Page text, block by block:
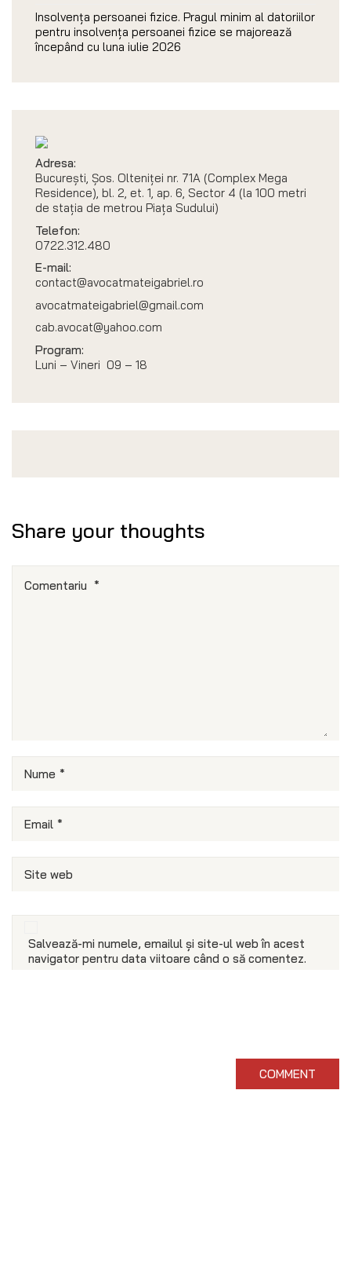
Insolvența persoanei fizice. Pragul minim al datoriilor
pentru insolvența persoanei fizice se majorează
începând cu luna iulie 2026
Adresa:
București, Șos. Olteniței nr. 71A (Complex Mega
Residence), bl. 2, et. 1, ap. 6, Sector 4 (la 100 metri
de stația de metrou Piața Sudului)
Telefon:
0722.312.480
E-mail:
contact@avocatmateigabriel.ro
avocatmateigabriel@gmail.com
cab.avocat@yahoo.com
Program:
Luni – Vineri 09 – 18
Share your thoughts
Comentariu *
Nume *
Email *
Site web
Salvează-mi numele, emailul și site-ul web în acest
navigator pentru data viitoare când o să comentez.